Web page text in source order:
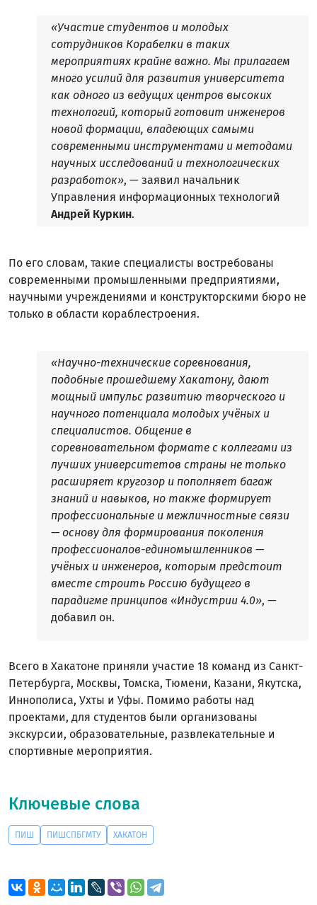
«Участие студентов и молодых
сотрудников Корабелки в таких
мероприятиях крайне важно. Мы прилагаем
много усилий для развития университета
как одного из ведущих центров высоких
технологий, который готовит инженеров
новой формации, владеющих самыми
современными инструментами и методами
научных исследований и технологических
разработок», — заявил начальник
Управления информационных технологий
Андрей Куркин.
По его словам, такие специалисты востребованы
современными промышленными предприятиями,
научными учреждениями и конструкторскими бюро не
только в области кораблестроения.
«Научно-технические соревнования,
подобные прошедшему Хакатону, дают
мощный импульс развитию творческого и
научного потенциала молодых учёных и
специалистов. Общение в
соревновательном формате с коллегами из
лучших университетов страны не только
расширяет кругозор и пополняет багаж
знаний и навыков, но также формирует
профессиональные и межличностные связи
— основу для формирования поколения
профессионалов-единомышленников —
учёных и инженеров, которым предстоит
вместе строить Россию будущего в
парадигме принципов «Индустрии 4.0», —
добавил он.
Всего в Хакатоне приняли участие 18 команд из Санкт-
Петербурга, Москвы, Томска, Тюмени, Казани, Якутска,
Иннополиса, Ухты и Уфы. Помимо работы над
проектами, для студентов были организованы
экскурсии, образовательные, развлекательные и
спортивные мероприятия.
Ключевые слова
ПИШ ПИШСПБГМТУ ХАКАТОН